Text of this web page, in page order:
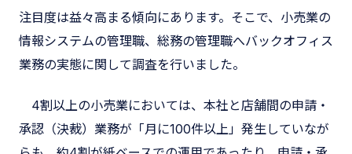
注目度は益々高まる傾向にあります。そこで、小売業の
情報システムの管理職、総務の管理職へバックオフィス
業務の実態に関して調査を行いました。
4割以上の小売業においては、本社と店舗間の申請・
承認（決裁）業務が「月に100件以上」発生していなが